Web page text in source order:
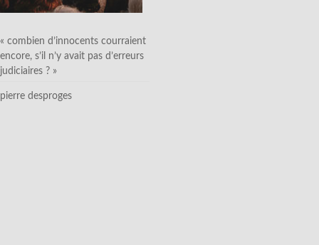
« combien d’innocents courraient
encore, s’il n’y avait pas d’erreurs
judiciaires ? »
pierre desproges